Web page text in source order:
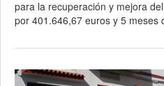
para la recuperación y mejora
por 401.646,67 euros y 5 meses